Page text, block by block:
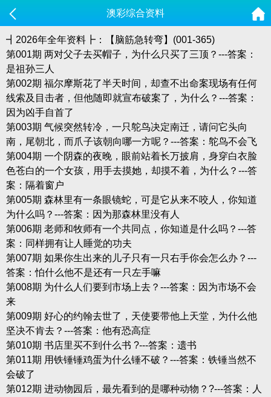
澳彩综合资料
┫2026年全年资料┣：【脑筋急转弯】(001-365)
第001期 两对父子去买帽子，为什么只买了三顶？---答案：
是祖孙三人
第002期 福尔摩斯花了半天时间，却查不出命案现场有任何
线索及目击者，但他随即就宣布破案了，为什么？---答案：
因为凶手自首了
第003期 气候突然转冷，一只鸵鸟决定南迁，请问它头向
南，尾朝北，而爪子该朝向哪一方呢？---答案：鸵鸟不会飞
第004期 一个阴森的夜晚，眼前站着长万披肩，身穿白衣脸
色苍白的一个女孩，用手去摸她，却摸不着，为什么？---答
案：隔着窗户
第005期 森林里有一条眼镜蛇，可是它从来不咬人，你知道
为什么吗？---答案：因为那森林里没有人
第006期 老师和牧师有一个共同点，你知道是什么吗？---答
案：同样拥有让人睡觉的功夫
第007期 如果你生出来的儿子只有一只右手你会怎么办？---
答案：怕什么他不是还有一只左手嘛
第008期 为什么人们要到市场上去？---答案：因为市场不会
来
第009期 好心的约翰去世了，天使要带他上天堂，为什么他
坚决不肯去？---答案：他有恐高症
第010期 书店里买不到什么书 ?---答案：遗书
第011期 用铁锤锤鸡蛋为什么锤不破？---答案：铁锤当然不
会破了
第012期 进动物园后，最先看到的是哪种动物？?---答案：人